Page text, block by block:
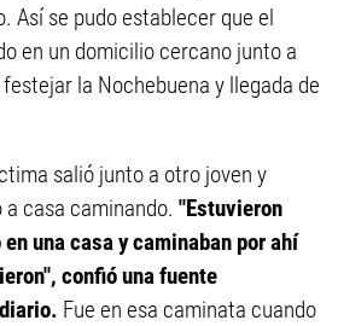
Así se pudo establecer que el
en un domicilio cercano junto a
la Nochebuena y llegada de
salió junto a otro joven y
casa caminando. "Estuvieron
una casa y caminaban por ahí
confió una fuente
Fue en esa caminata cuando